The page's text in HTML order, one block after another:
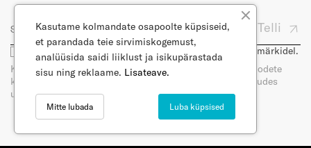
Telli
Olen nõus, et minu e-posti kasutatakse turunduseesmärkidel.
Kui tellite meie uudiskirja, saate e-posti teel uudiseid toodete
kohta. Saate oma nõusoleku igal ajal tagasi võtta, loobudes
uudiskirja tellimisest. Lugege meie privaatsuspoliitikat.
Kasutame kolmandate osapoolte küpsiseid,
et parandada teie sirvimiskogemust,
analüüsida saidi liiklust ja isikupärastada
sisu ning reklaame. Lisateave.
Luba küpsised
Mitte lubada